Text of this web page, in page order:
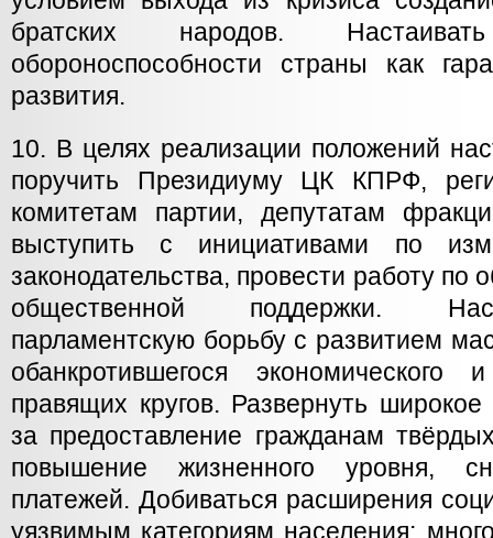
братских народов.
обороноспособности страны как
развития.
10. В целях реализации положений
поручить Президиуму ЦК КПРФ,
комитетам партии, депутатам
выступить с инициативами по
законодательства, провести работу по
общественной поддержки.
парламентскую борьбу с развитием
обанкротившегося экономического
правящих кругов. Развернуть
за предоставление гражданам
повышение жизненного уровня,
платежей. Добиваться расширения
уязвимым категориям населения: